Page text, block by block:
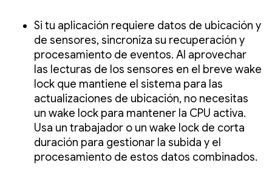
Si tu aplicación requiere datos de ubicación y
de sensores, sincroniza su recuperación y
procesamiento de eventos. Al aprovechar
las lecturas de los sensores en el breve wake
lock que mantiene el sistema para las
actualizaciones de ubicación, no necesitas
un wake lock para mantener la CPU activa.
Usa un trabajador o un wake lock de corta
duración para gestionar la subida y el
procesamiento de estos datos combinados.